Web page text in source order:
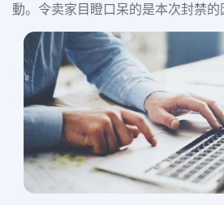
動。令卖家目瞪口呆的是本次封禁的